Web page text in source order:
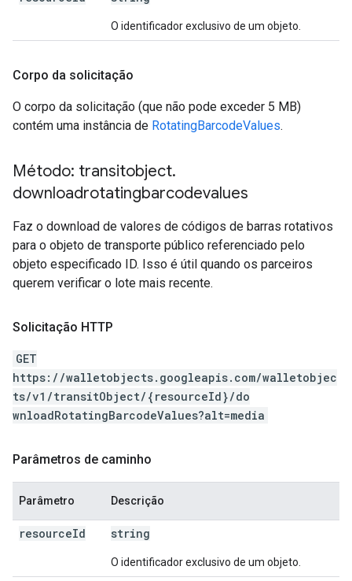
O identificador exclusivo de um objeto.
Corpo da solicitação
O corpo da solicitação (que não pode exceder 5 MB)
contém uma instância de RotatingBarcodeValues.
Método: transitobject.
downloadrotatingbarcodevalues
Faz o download de valores de códigos de barras rotativos
para o objeto de transporte público referenciado pelo
objeto especificado ID. Isso é útil quando os parceiros
querem verificar o lote mais recente.
Solicitação HTTP
GET
https://walletobjects.googleapis.com/walletobjec
ts/v1/transitObject/{resourceId}/do
wnloadRotatingBarcodeValues?alt=media
Parâmetros de caminho
Parâmetro Descrição
resourceId string
O identificador exclusivo de um objeto.